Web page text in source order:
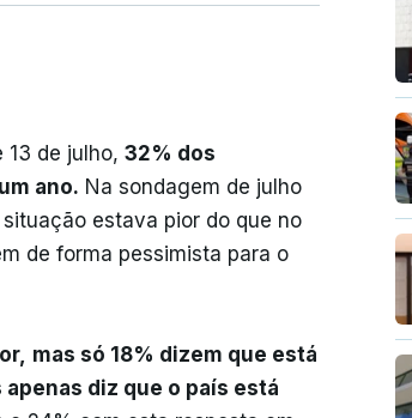
13 de julho, 32% dos
ano. Na sondagem de julho
estava pior do que no
de forma pessimista para o
mas só 18% dizem que está
diz que o país está